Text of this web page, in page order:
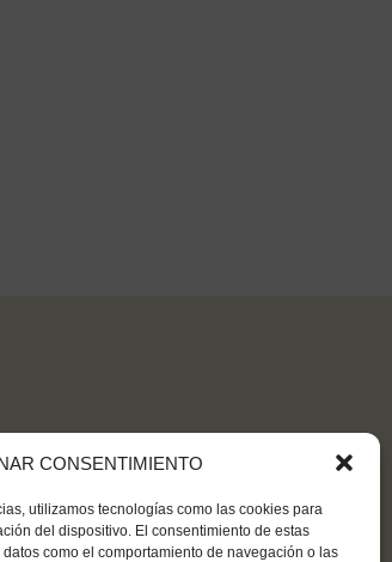
CONSENTIMIENTO
utilizamos tecnologías como las cookies para
del dispositivo. El consentimiento de estas
como el comportamiento de navegación o las